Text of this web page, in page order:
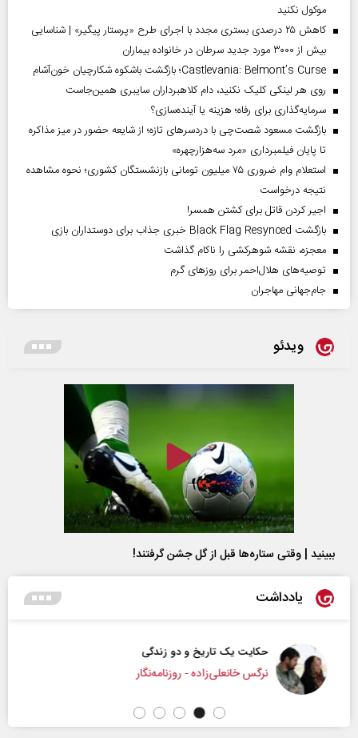
موکول نکنید
کاهش ۲۵ درصدی بستری مجدد با اجرای طرح «پرستار پیگیر» | شناسایی
بیش از ۳۰۰۰ مورد جدید سرطان در خانواده بیماران
Castlevania: Belmont’s Curse؛ بازگشت باشکوه شکارچیان خون‌آشام
روی هر لینکی کلیک نکنید، دام کلاهبرداران سایبری همین‌جاست
سرمایه‌گذاری برای رفاه؛ هزینه یا آینده‌سازی؟
بازگشت مسعود شصت‌چی با دردسر‌های تازه؛ از شایعه حضور در میز مذاکره
تا پایان فیلمبرداری «مرد سه‌هزارچهره»
استعلام وام ضروری ۷۵ میلیون تومانی بازنشستگان کشوری؛ نحوه مشاهده
نتیجه درخواست
اجیر کردن قاتل برای کشتن همسر!
بازگشت Black Flag Resynced خبری جذاب برای دوستداران بازی
معجزه، نقشه شوهرکشی را ناکام گذاشت
توصیه‌های هلال‌احمر برای روز‌های گرم
جام‌جهانی مهاجران
ویدئو
ببینید | وقتی ستاره‌ها قبل از گل جشن گرفتند!
یادداشت
حکایت یک تاریخ و دو زندگی
نرگس خانعلی‌زاده - روزنامه‌نگار